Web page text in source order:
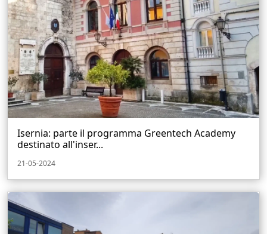
Isernia: parte il programma Greentech Academy
destinato all'inser...
21-05-2024